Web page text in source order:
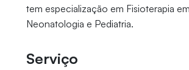
tem especialização em Fisioterapia em
Neonatologia e Pediatria.
Serviço